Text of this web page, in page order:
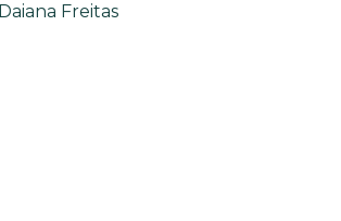
Daiana Freitas